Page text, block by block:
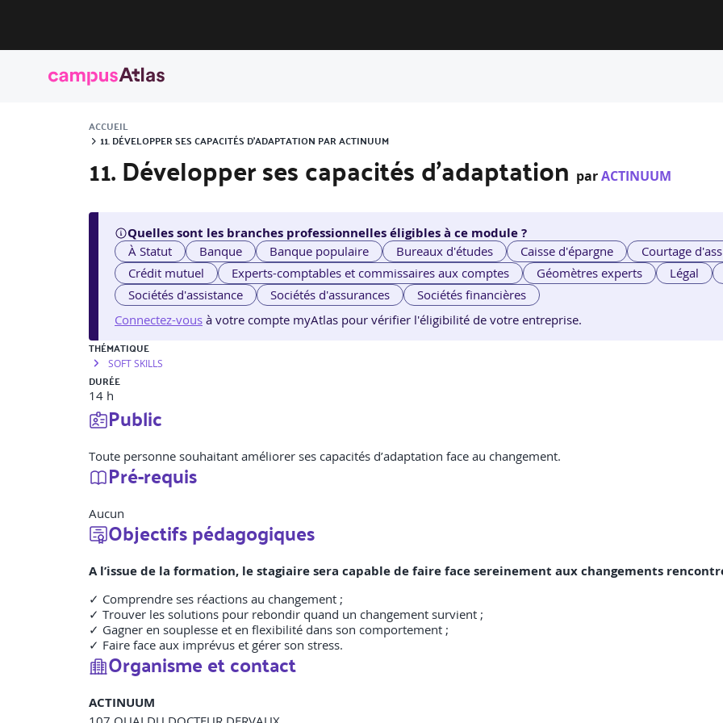
ACCUEIL
11. DÉVELOPPER SES CAPACITÉS D’ADAPTATION PAR ACTINUUM
11. Développer ses capacités d’adaptation parACTINUUM
Quelles sont les branches professionnelles éligibles à ce module ?
À Statut Banque Banque populaire Bureaux d'études Caisse d'épargne
Courtage
Crédit mutuel
Experts-comptables et commissaires aux comptes Géomètres experts
Légal
Sociétés d'assistance
Sociétés d'assurances
Sociétés financières
Connectez-vous à votre compte myAtlas pour vérifier l'éligibilité de votre entreprise.
THÉMATIQUE
SOFT SKILLS
DURÉE
14 h
Public
Toute personne souhaitant améliorer ses capacités d’adaptation face au changement.
Pré-requis
Aucun
Objectifs pédagogiques
A l’issue de la formation, le stagiaire sera capable de faire face sereinement aux changements
✓ Comprendre ses réactions au changement ;
✓ Trouver les solutions pour rebondir quand un changement survient ;
✓ Gagner en souplesse et en flexibilité dans son comportement ;
✓ Faire face aux imprévus et gérer son stress.
Organisme et contact
ACTINUUM